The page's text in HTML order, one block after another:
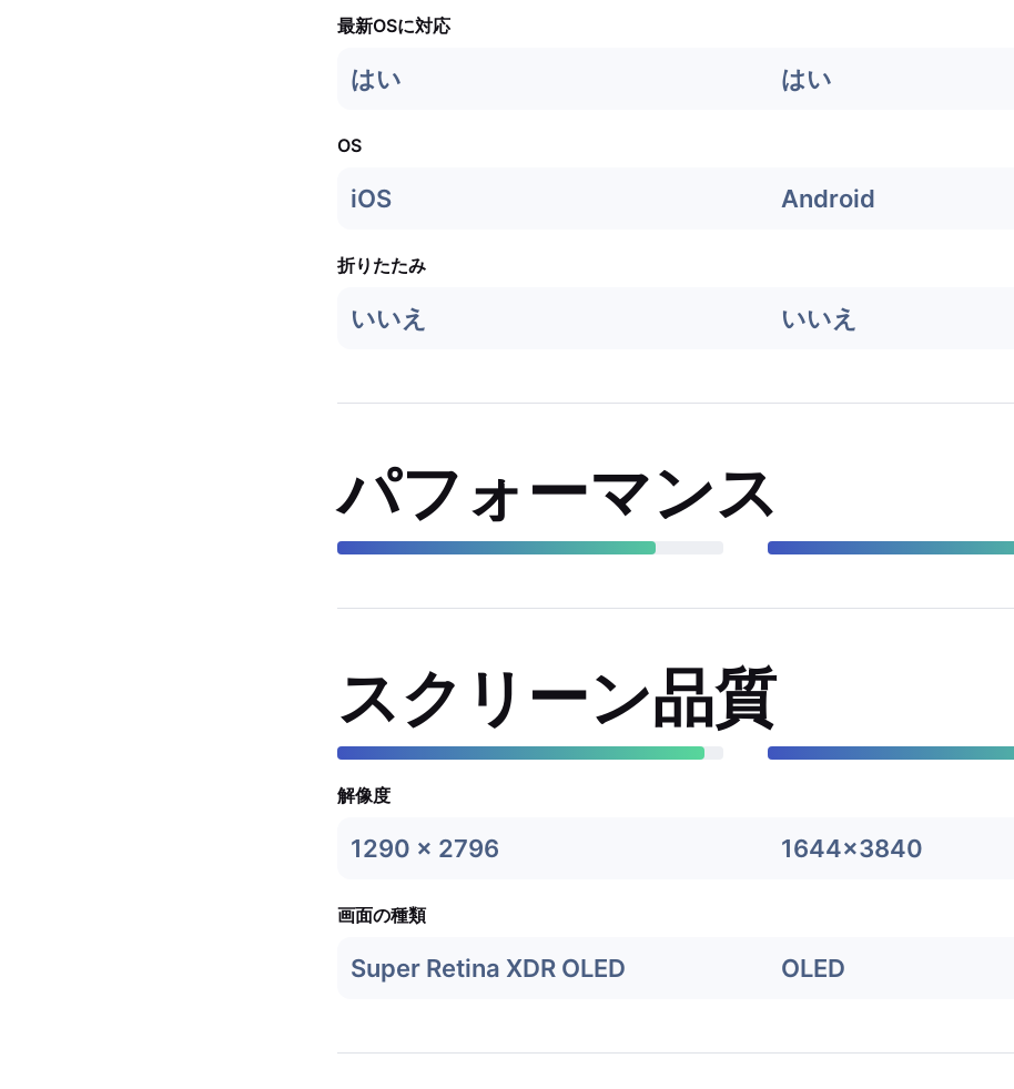
最新OSに対応
はい はい
OS
iOS Android
折りたたみ
いいえ いいえ
パフォーマンス
スクリーン品質
解像度
1290 x 2796 1644x3840
画面の種類
Super Retina XDR OLED OLED